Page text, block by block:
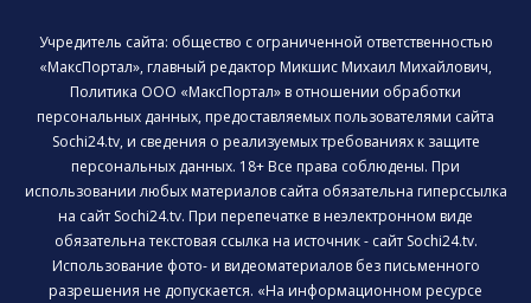
Учредитель сайта: общество с ограниченной ответственностью
«МаксПортал», главный редактор Микшис Михаил Михайлович,
Политика ООО «МаксПортал» в отношении обработки
персональных данных, предоставляемых пользователями сайта
Sochi24.tv, и сведения о реализуемых требованиях к защите
персональных данных. 18+ Все права соблюдены. При
использовании любых материалов сайта обязательна гиперссылка
на сайт Sochi24.tv. При перепечатке в неэлектронном виде
обязательна текстовая ссылка на источник - сайт Sochi24.tv.
Использование фото- и видеоматериалов без письменного
разрешения не допускается. «На информационном ресурсе